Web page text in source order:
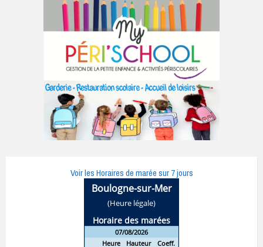
Voir les Horaires de marée sur 7 jours